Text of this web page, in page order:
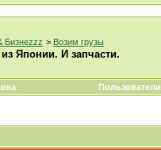
Бизнеzzz > Возим грузы
Японии. И запчасти.
Пользователи